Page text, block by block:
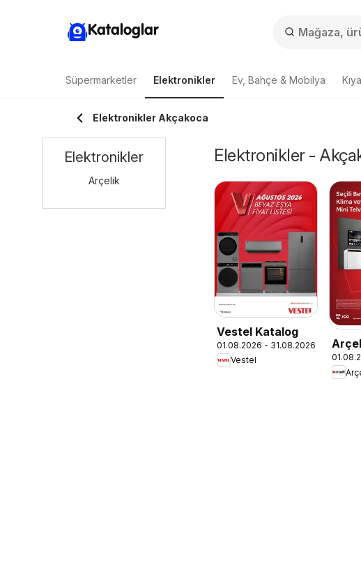
Kataloglar
Süpermarketler Elektronikler Ev, Bahçe & Mobilya
Elektronikler Akçakoca
Elektronikler -
Vestel Katalog
01.08.2026 - 31.08.2026
Vestel
Elektronikler
Arçelik